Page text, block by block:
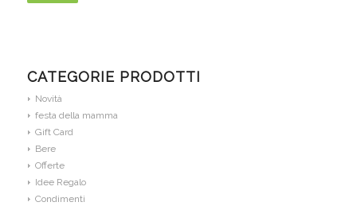
CATEGORIE PRODOTTI
Novità
festa della mamma
Gift Card
Bere
Offerte
Idee Regalo
Condimenti